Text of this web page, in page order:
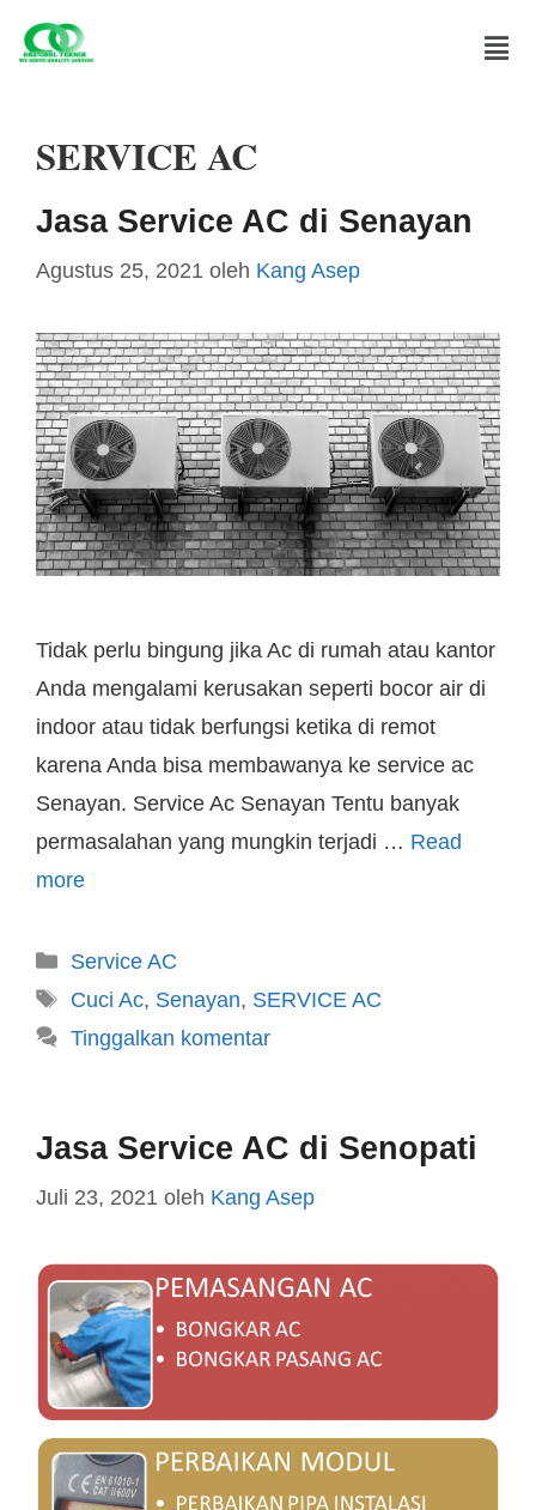
SERVICE AC
Jasa Service AC di Senayan
Agustus 25, 2021 oleh Kang Asep
Tidak perlu bingung jika Ac di rumah atau kantor
Anda mengalami kerusakan seperti bocor air di
indoor atau tidak berfungsi ketika di remot
karena Anda bisa membawanya ke service ac
Senayan. Service Ac Senayan Tentu banyak
permasalahan yang mungkin terjadi … Read
more
Service AC
Cuci Ac, Senayan, SERVICE AC
Tinggalkan komentar
Jasa Service AC di Senopati
Juli 23, 2021 oleh Kang Asep